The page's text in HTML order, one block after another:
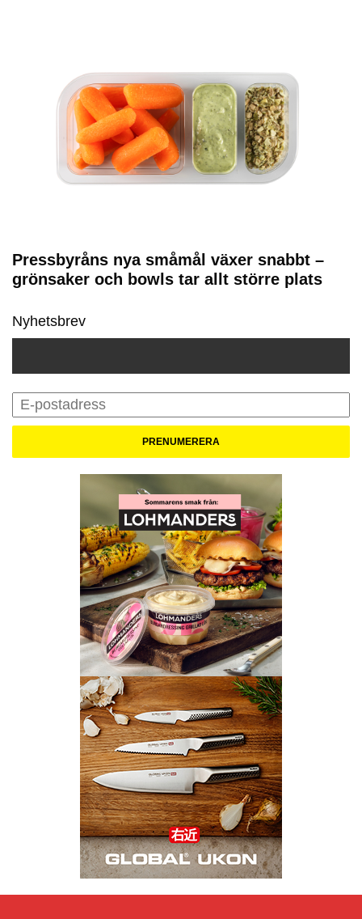
Pressbyråns nya småmål växer snabbt –
grönsaker och bowls tar allt större plats
Nyhetsbrev